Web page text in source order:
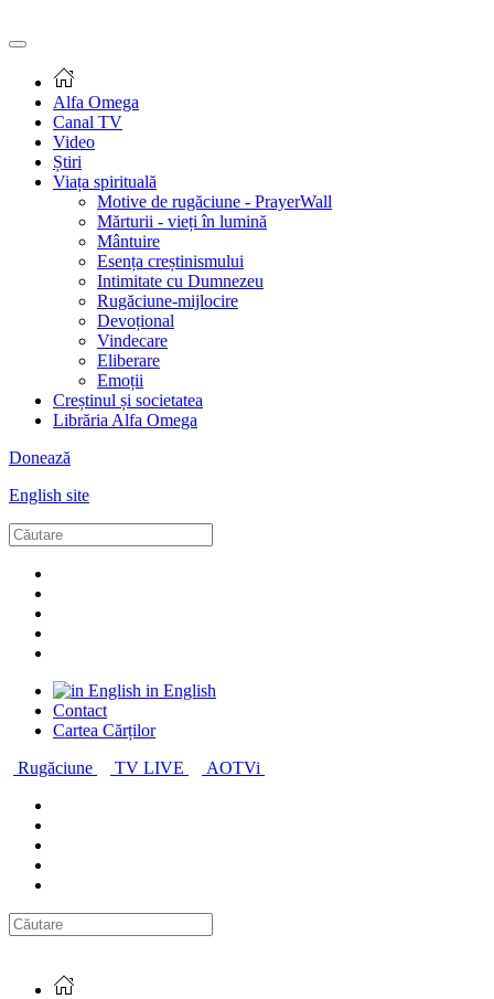
Alfa Omega
Canal TV
Video
Știri
Viața spirituală
Motive de rugăciune - PrayerWall
Mărturii - vieți în lumină
Mântuire
Esența creștinismului
Intimitate cu Dumnezeu
Rugăciune-mijlocire
Devoțional
Vindecare
Eliberare
Emoții
Creștinul și societatea
Librăria Alfa Omega
Donează
English site
in English
Contact
Cartea Cărților
Rugăciune
TV LIVE AOTVi